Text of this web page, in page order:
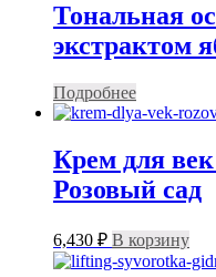
Тональная
экстрактом
Подробнее
Крем для
Розовый сад
6,430 ₽ В корзину